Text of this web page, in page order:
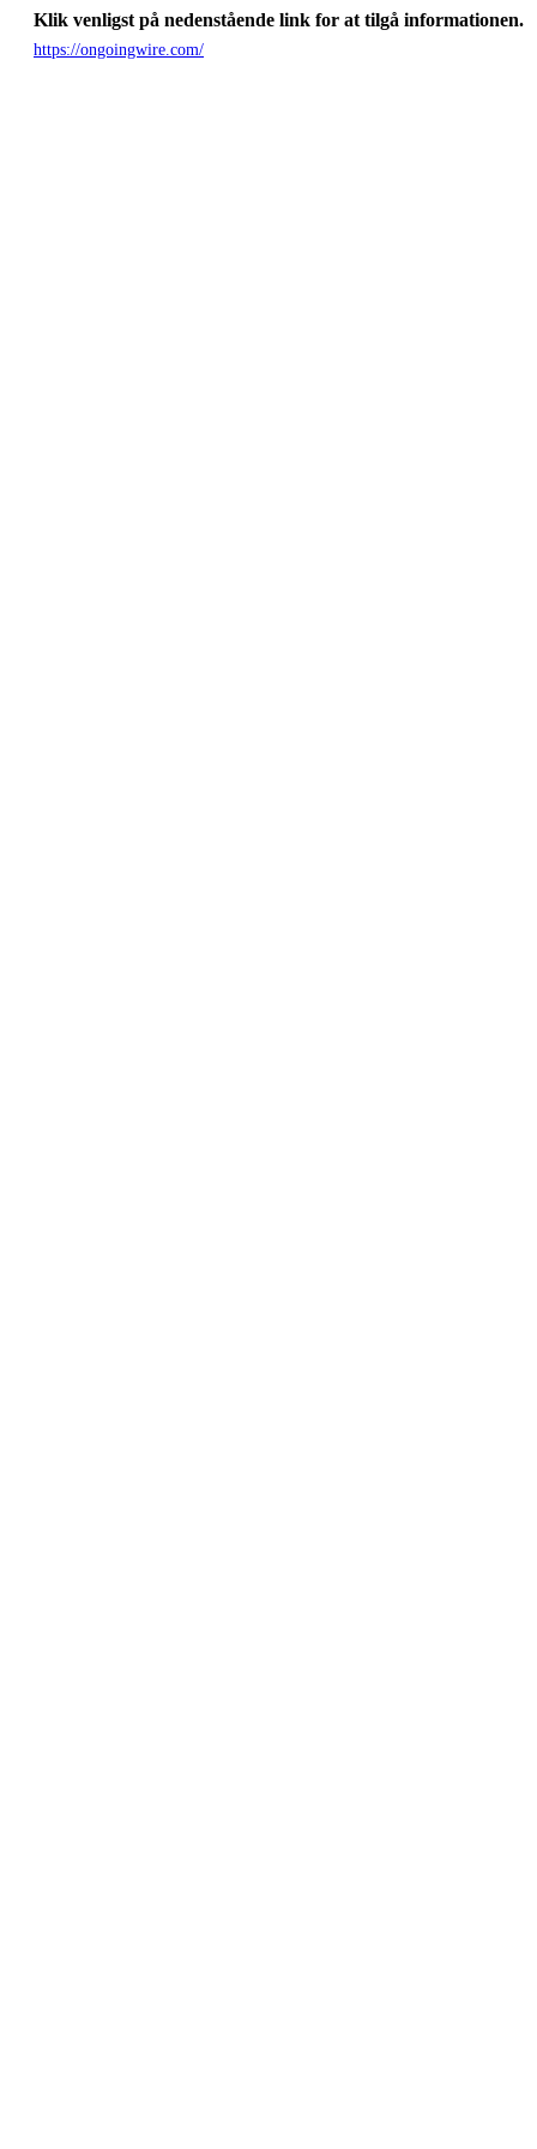
Klik venligst på nedenstående link for at tilgå informationen.
https://ongoingwire.com/